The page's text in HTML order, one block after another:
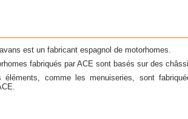
est un fabricant espagnol de motorhomes.
fabriqués par ACE sont basés sur des
éléments, comme les menuiseries, sont